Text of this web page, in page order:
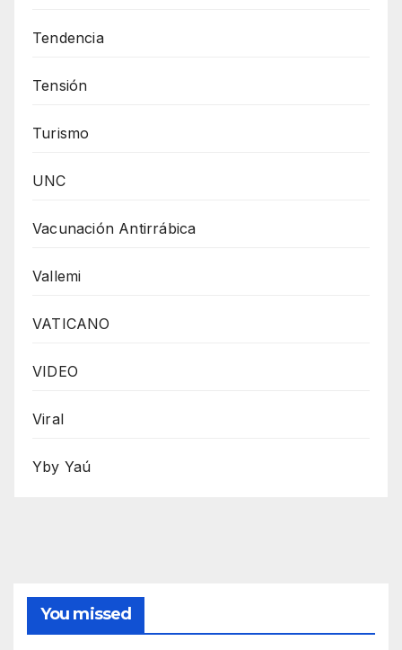
Tendencia
Tensión
Turismo
UNC
Vacunación Antirrábica
Vallemi
VATICANO
VIDEO
Viral
Yby Yaú
You missed